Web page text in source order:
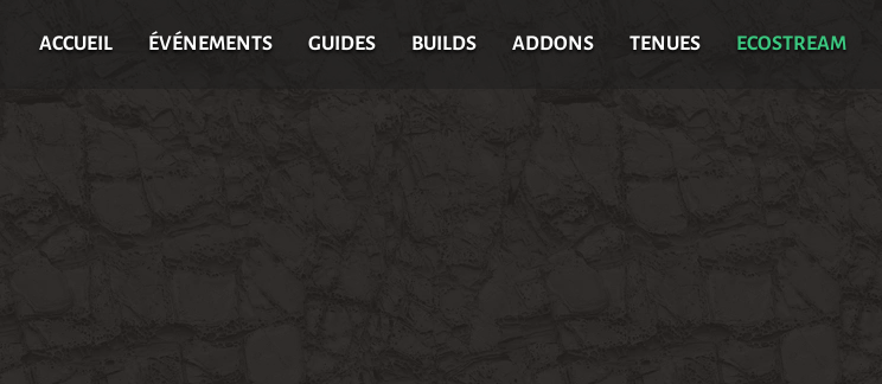
ACCUEIL ÉVÉNEMENTS GUIDES BUILDS ADDONS TENUES ECOSTREAM